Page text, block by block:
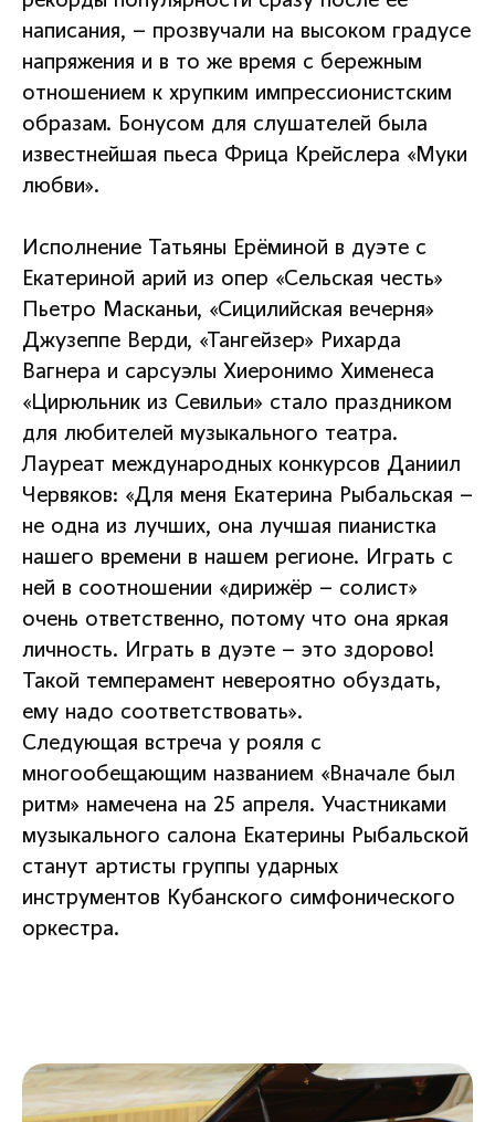
написания, – прозвучали на высоком градусе
напряжения и в то же время с бережным
отношением к хрупким импрессионистским
образам. Бонусом для слушателей была
известнейшая пьеса Фрица Крейслера «Муки
любви».
Исполнение Татьяны Ерёминой в дуэте с
Екатериной арий из опер «Сельская честь»
Пьетро Масканьи, «Сицилийская вечерня»
Джузеппе Верди, «Тангейзер» Рихарда
Вагнера и сарсуэлы Хиеронимо Хименеса
«Цирюльник из Севильи» стало праздником
для любителей музыкального театра.
Лауреат международных конкурсов Даниил
Червяков: «Для меня Екатерина Рыбальская –
не одна из лучших, она лучшая пианистка
нашего времени в нашем регионе. Играть с
ней в соотношении «дирижёр – солист»
очень ответственно, потому что она яркая
личность. Играть в дуэте – это здорово!
Такой темперамент невероятно обуздать,
ему надо соответствовать».
Следующая встреча у рояля с
многообещающим названием «Вначале был
ритм» намечена на 25 апреля. Участниками
музыкального салона Екатерины Рыбальской
станут артисты группы ударных
инструментов Кубанского симфонического
оркестра.